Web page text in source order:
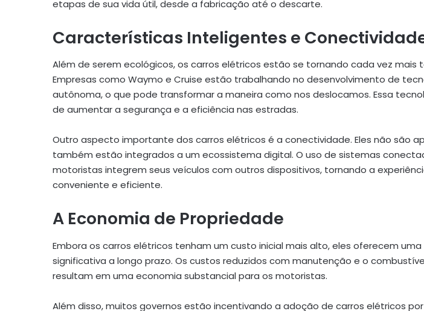
etapas de sua vida útil, desde a fabricação até o descarte.
Características Inteligentes e
Além de serem ecológicos, os carros elétricos estão se tornando cada vez mais
Empresas como Waymo e Cruise estão trabalhando no desenvolvimento de
autônoma, o que pode transformar a maneira como nos deslocamos. Essa
de aumentar a segurança e a eficiência nas estradas.
Outro aspecto importante dos carros elétricos é a conectividade. Eles não são
também estão integrados a um ecossistema digital. O uso de sistemas
motoristas integrem seus veículos com outros dispositivos, tornando a
conveniente e eficiente.
A Economia de Propriedade
Embora os carros elétricos tenham um custo inicial mais alto, eles oferecem
significativa a longo prazo. Os custos reduzidos com manutenção e o
resultam em uma economia substancial para os motoristas.
Além disso, muitos governos estão incentivando a adoção de carros elétricos